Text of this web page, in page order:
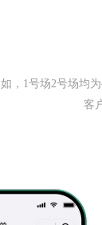
如，1号场2号场均
客